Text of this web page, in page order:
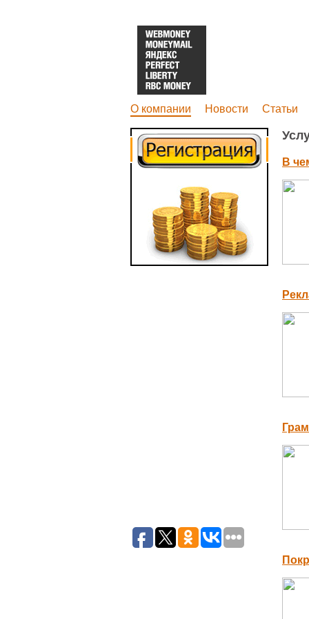
О компании Новости Статьи
В